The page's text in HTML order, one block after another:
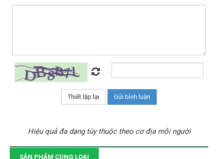
Hiệu quả đa dạng tùy thuộc theo cơ địa mỗi người
SẢN PHẨM CÙNG LOẠI